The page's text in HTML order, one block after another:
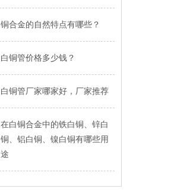
铜合金的自然特点有哪些？
白铜管价格多少钱？
白铜管厂家哪家好，厂家推荐
在白铜合金中的铁白铜、锌白
铜、铝白铜、镍白铜有哪些用
途